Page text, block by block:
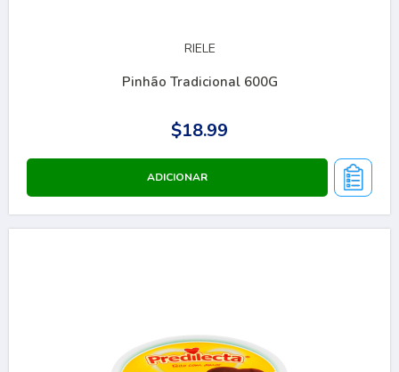
RIELE
Pinhão Tradicional 600G
$18.99